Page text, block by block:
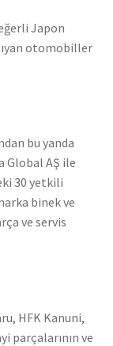
Japon
otomobiller
bu yanda
Global AŞ ile
30 yetkili
binek ve
ve servis
HFK Kanuni,
parçalarının ve